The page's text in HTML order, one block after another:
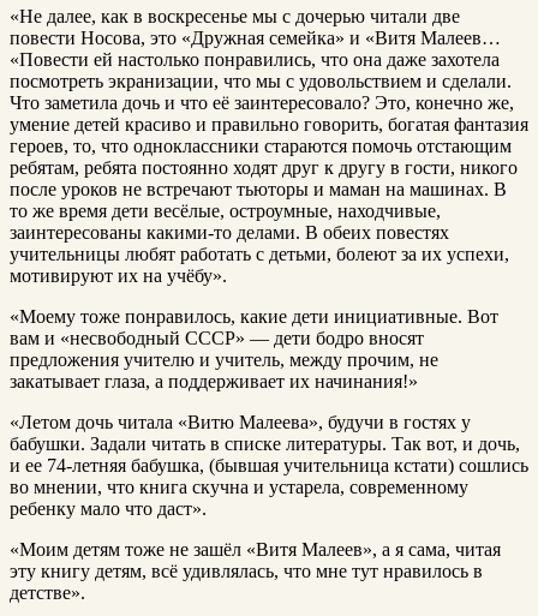
«Не далее, как в воскресенье мы с дочерью читали две
повести Носова, это «Дружная семейка» и «Витя Малеев…
«Повести ей настолько понравились, что она даже захотела
посмотреть экранизации, что мы с удовольствием и сделали.
Что заметила дочь и что её заинтересовало? Это, конечно же,
умение детей красиво и правильно говорить, богатая фантазия
героев, то, что одноклассники стараются помочь отстающим
ребятам, ребята постоянно ходят друг к другу в гости, никого
после уроков не встречают тьюторы и маман на машинах. В
то же время дети весёлые, остроумные, находчивые,
заинтересованы какими-то делами. В обеих повестях
учительницы любят работать с детьми, болеют за их успехи,
мотивируют их на учёбу».
«Моему тоже понравилось, какие дети инициативные. Вот
вам и «несвободный СССР» — дети бодро вносят
предложения учителю и учитель, между прочим, не
закатывает глаза, а поддерживает их начинания!»
«Летом дочь читала «Витю Малеева», будучи в гостях у
бабушки. Задали читать в списке литературы. Так вот, и дочь,
и ее 74-летняя бабушка, (бывшая учительница кстати) сошлись
во мнении, что книга скучна и устарела, современному
ребенку мало что даст».
«Моим детям тоже не зашёл «Витя Малеев», а я сама, читая
эту книгу детям, всё удивлялась, что мне тут нравилось в
детстве».